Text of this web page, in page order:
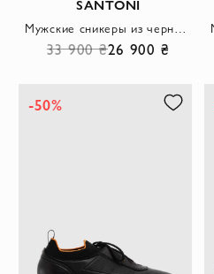
SANTONI
33 900 ₴26 900 ₴
-50%